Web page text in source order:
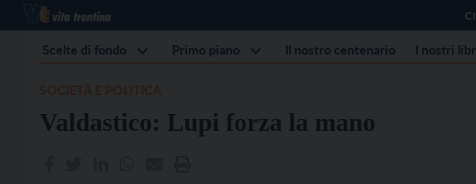
Scelte di fondo Primo piano Il nostro centenario I nostri
Valdastico: Lupi forza la mano